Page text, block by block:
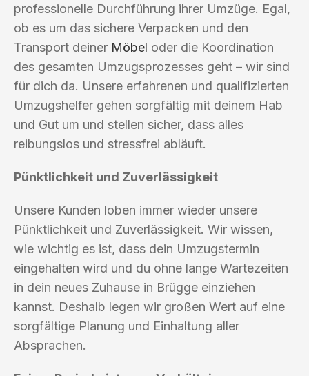
professionelle Durchführung ihrer Umzüge. Egal,
ob es um das sichere Verpacken und den
Transport deiner Möbel oder die Koordination
des gesamten Umzugsprozesses geht – wir sind
für dich da. Unsere erfahrenen und qualifizierten
Umzugshelfer gehen sorgfältig mit deinem Hab
und Gut um und stellen sicher, dass alles
reibungslos und stressfrei abläuft.
Pünktlichkeit und Zuverlässigkeit
Unsere Kunden loben immer wieder unsere
Pünktlichkeit und Zuverlässigkeit. Wir wissen,
wie wichtig es ist, dass dein Umzugstermin
eingehalten wird und du ohne lange Wartezeiten
in dein neues Zuhause in Brügge einziehen
kannst. Deshalb legen wir großen Wert auf eine
sorgfältige Planung und Einhaltung aller
Absprachen.